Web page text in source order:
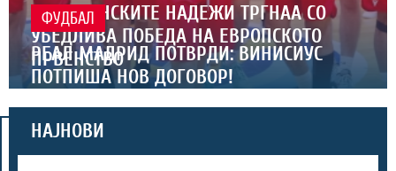
МАКЕДОНСКИТЕ НАДЕЖИ ТРГНАА СО
УБЕДЛИВА ПОБЕДА НА ЕВРОПСКОТО
ПРВЕНСТВО
ФУДБАЛ
РЕАЛ МАДРИД ПОТВРДИ: ВИНИСИУС
ПОТПИША НОВ ДОГОВОР!
НАЈНОВИ